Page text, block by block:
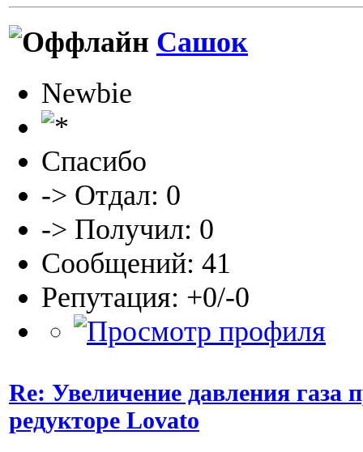
Сашок
Newbie
Спасибо
-> Отдал: 0
-> Получил: 0
Сообщений: 41
Репутация: +0/-0
Re: Увеличение давления газа
редукторе Lovato